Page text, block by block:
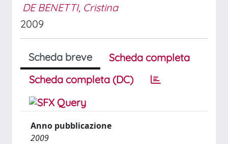
DE BENETTI, Cristina
2009
Scheda breve
Scheda completa
Scheda completa (DC)
Anno pubblicazione
2009